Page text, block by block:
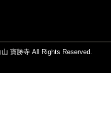
寶勝寺 All Rights Reserved.